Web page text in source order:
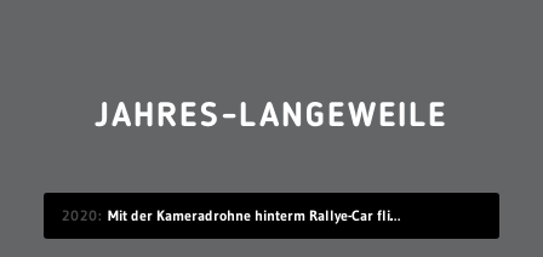
JAHRES-LANGEWEILE
2020 Mit der Kameradrohne hinterm Rallye-Car fliegen